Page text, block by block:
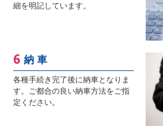
細を明記しています。
納 車
各種手続き完了後に納車となりま
す。ご都合の良い納車方法をご指
定ください。